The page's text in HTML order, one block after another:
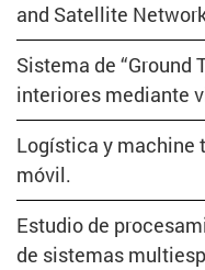
and Satellite
Sistema de “Ground
interiores mediante
Logística y machine
móvil.
Estudio de
de sistemas